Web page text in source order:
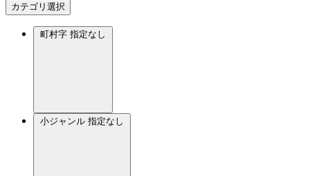
カテゴリ選択
町村字 指定なし
小ジャンル 指定なし